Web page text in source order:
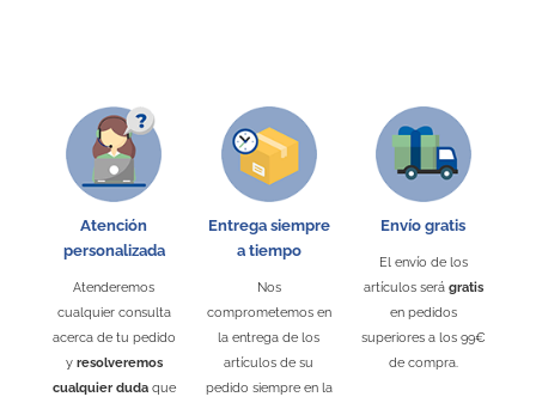
Atención
personalizada
Atenderemos
cualquier consulta
acerca de tu pedido
y resolveremos
cualquier dudaque
Entrega siempre
a tiempo
Nos
comprometemos en
la entrega de los
artículos de su
pedido siempre en la
Envío gratis
El envío de los
artículos será gratis
en pedidos
superiores a los 99€
de compra.